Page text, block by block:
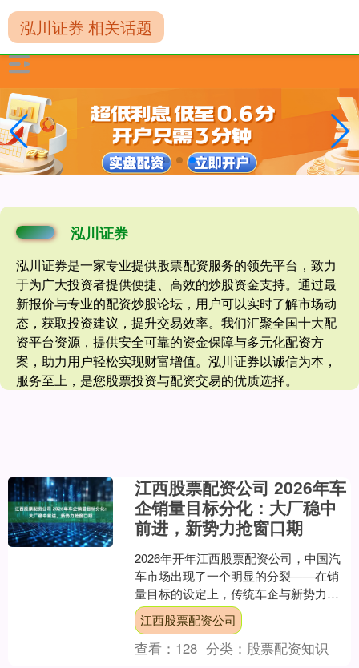
泓川证券
泓川证券是一家专业提供股票配资服务的领先平台，致力
于为广大投资者提供便捷、高效的炒股资金支持。通过最
新报价与专业的配资炒股论坛，用户可以实时了解市场动
态，获取投资建议，提升交易效率。我们汇聚全国十大配
资平台资源，提供安全可靠的资金保障与多元化配资方
案，助力用户轻松实现财富增值。泓川证券以诚信为本，
服务至上，是您股票投资与配资交易的优质选择。
泓川证券 相关话题
江西股票配资公司 2026年车
企销量目标分化：大厂稳中
前进，新势力抢窗口期
2026年开年江西股票配资公司，中国汽
车市场出现了一个明显的分裂——在销
量目标的设定上，传统车企与新势力走
向了两个极端。 吉利、奇瑞、长安这
些“老大哥”不约而同....
江西股票配资公司
查看： 128 分类： 股票配资知识